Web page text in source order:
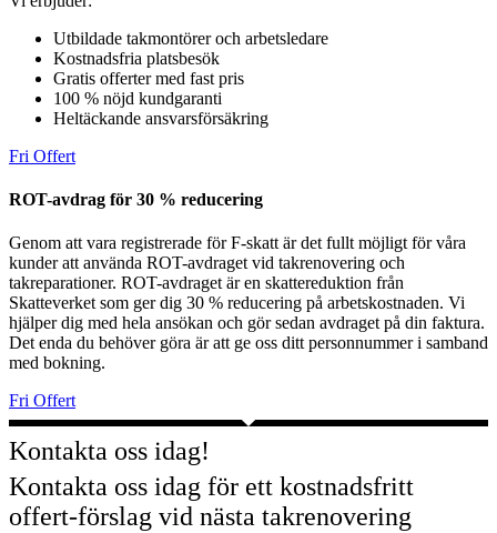
Utbildade takmontörer och arbetsledare
Kostnadsfria platsbesök
Gratis offerter med fast pris
100 % nöjd kundgaranti
Heltäckande ansvarsförsäkring
Fri Offert
ROT-avdrag för 30 % reducering
Genom att vara registrerade för F-skatt är det fullt möjligt för våra
kunder att använda ROT-avdraget vid takrenovering och
takreparationer. ROT-avdraget är en skattereduktion från
Skatteverket som ger dig 30 % reducering på arbetskostnaden. Vi
hjälper dig med hela ansökan och gör sedan avdraget på din faktura.
Det enda du behöver göra är att ge oss ditt personnummer i samband
med bokning.
Fri Offert
Kontakta oss idag!
Kontakta oss idag för ett kostnadsfritt
offert-förslag vid nästa takrenovering